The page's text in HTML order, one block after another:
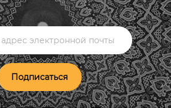
Подписаться